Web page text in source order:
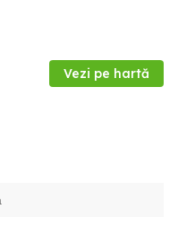
Vezi pe hartă